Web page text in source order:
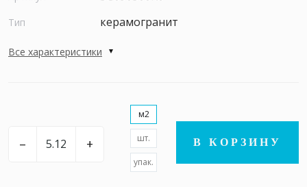
Тип керамогранит
Все характеристики
– +
м2
шт.
упак.
В КОРЗИНУ